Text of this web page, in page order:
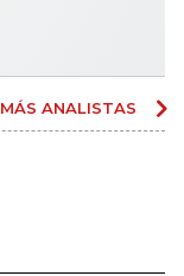
MÁS ANALISTAS